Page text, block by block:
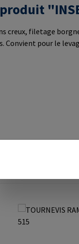
creux, filetage
pour le